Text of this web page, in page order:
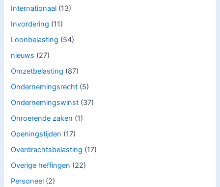
Internationaal (13)
Invordering (11)
Loonbelasting (54)
nieuws (27)
Omzetbelasting (87)
Ondernemingsrecht (5)
Ondernemingswinst (37)
Onroerende zaken (1)
Openingstijden (17)
Overdrachtsbelasting (17)
Overige heffingen (22)
Personeel (2)